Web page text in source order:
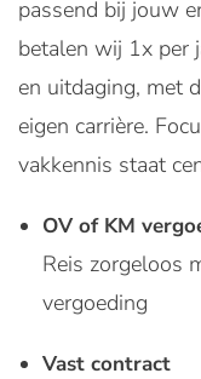
passend bij jouw
betalen wij 1x per
en uitdaging, met
eigen carrière.
vakkennis staat
OV of KM
Reis zorgeloos
vergoeding
Vast contract